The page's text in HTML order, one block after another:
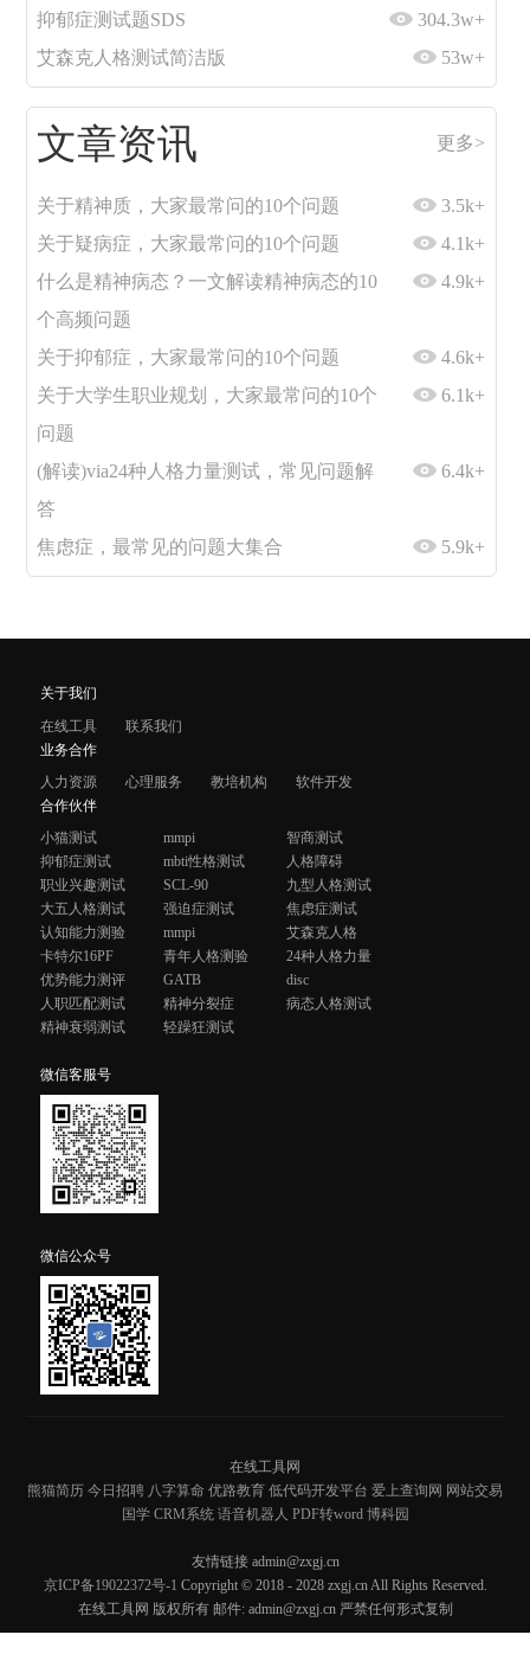
304.3w+
抑郁症测试题SDS
53w+
艾森克人格测试简洁版
更多>
文章资讯
3.5k+
关于精神质，大家最常问的10个问题
4.1k+
关于疑病症，大家最常问的10个问题
4.9k+
什么是精神病态？一文解读精神病态的10
个高频问题
4.6k+
关于抑郁症，大家最常问的10个问题
6.1k+
关于大学生职业规划，大家最常问的10个
问题
6.4k+
(解读)via24种人格力量测试，常见问题解
答
5.9k+
焦虑症，最常见的问题大集合
关于我们
在线工具
联系我们
业务合作
人力资源
心理服务 教培机构
软件开发
合作伙伴
小猫测试
mmpi
智商测试
抑郁症测试
mbti性格测试
人格障碍
职业兴趣测试
SCL-90
九型人格测试
大五人格测试
强迫症测试
焦虑症测试
认知能力测验
mmpi
艾森克人格
卡特尔16PF
青年人格测验
24种人格力量
优势能力测评
GATB
disc
人职匹配测试
精神分裂症
病态人格测试
精神衰弱测试
轻躁狂测试
微信客服号
微信公众号
在线工具网
熊猫简历 今日招聘 八字算命 优路教育 低代码开发平台 爱上查询网 网站交易
国学 CRM系统 语音机器人 PDF转word 博科园
友情链接 admin@zxgj.cn
京ICP备19022372号-1 Copyright © 2018 - 2028 zxgj.cn All Rights Reserved.
在线工具网 版权所有 邮件: admin@zxgj.cn 严禁任何形式复制